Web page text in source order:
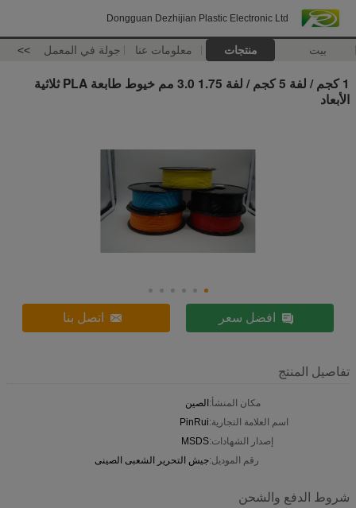
Dongguan Dezhijian Plastic Electronic Ltd
بيت منتجات معلومات عنا جولة في المعمل >>
1 كجم / لفة 5 كجم / لفة 1.75 3.0 مم خيوط طابعة PLA ثلاثية
الأبعاد
افضل سعر اتصل بنا
تفاصيل المنتج
مكان المنشأ:الصين
اسم العلامة التجارية:PinRui
إصدار الشهادات:MSDS
رقم الموديل:جيش التحرير الشعبى الصينى
شروط الدفع والشحن